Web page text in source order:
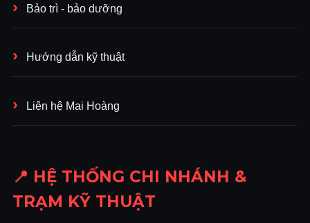
Bảo trì - bảo dưỡng
Hướng dẫn kỹ thuật
Liên hệ Mai Hoàng
📍 HỆ THỐNG CHI NHÁNH &
TRẠM KỸ THUẬT